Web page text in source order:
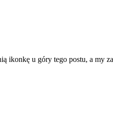
u góry tego postu, a my